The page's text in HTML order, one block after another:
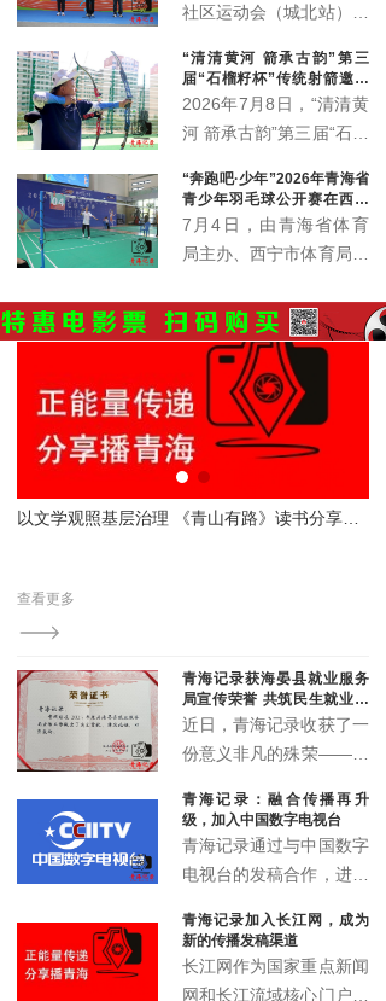
社区运动会（城北站）在
开赛，350余名辖区各族
居民齐聚赛场，共赴家门
口的趣味运动之约。
“清清黄河 箭承古韵”第三
届“石榴籽杯”传统射箭邀请
赛开赛
2026年7月8日，“清清黄
河 箭承古韵”第三届“石榴
青海省第六届全民健身大
会西宁赛区射箭比赛在西
宁市城东区全民健身中心
“奔跑吧·少年”2026年青海省
青少年羽毛球公开赛在西宁
火热开赛 426名羽球少年逐
7月4日，由青海省体育
局主办、西宁市体育局承
年青海省青少年（学生）
羽毛球公开赛在西宁城西
体育公园正式挥拍开赛。
赛事以专业竞技为纽带，
为全省青少年羽毛球爱好
者搭建起交流切磋的优质
平台，同时进一步发掘储
备省内羽毛球后备人才，
海省企业信用协会、湟源县教育局等单位转发引用，被
视为具有媒体关注度的权威转载内容。
查看更多
青海记录获海晏县就业服务
局宣传荣誉 共筑民生就业宣
传新篇
近日，青海记录收获了一
份意义非凡的殊荣——来
传鼓励荣誉证书。这一荣
誉不仅是对青海记录过往
宣传工作的高度认可，更
宣传事业发展的有力见
证。
青海记录：融合传播再升
级，加入中国数字电视台
青海记录通过与中国数字
电视台的发稿合作，进一
阵，实现了青海故事的多
渠道、多层次、多形态传
播，为高原地区文化传播
青海记录加入长江网，成为
新的传播发稿渠道
长江网作为国家重点新闻
网和长江流域核心门户，